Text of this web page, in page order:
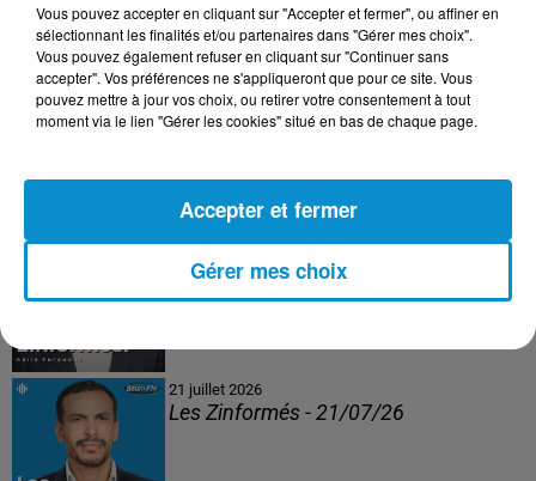
23 juillet 2026
Les Zinformés - 23/07/26
21 juillet 2026
Les Zinformés - 21/07/26
Vous pouvez accepter en cliquant sur "Accepter et fermer", ou affiner en
sélectionnant les finalités et/ou partenaires dans "Gérer mes choix".
Vous pouvez également refuser en cliquant sur "Continuer sans
accepter". Vos préférences ne s'appliqueront que pour ce site. Vous
pouvez mettre à jour vos choix, ou retirer votre consentement à tout
moment via le lien "Gérer les cookies" situé en bas de chaque page.
Gérer mes choix
Accepter et fermer